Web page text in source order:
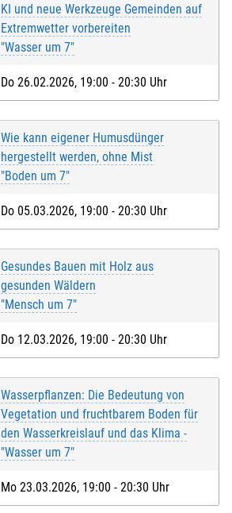
KI und neue Werkzeuge Gemeinden auf
Extremwetter vorbereiten
"Wasser um 7"
Do 26.02.2026, 19:00 - 20:30 Uhr
Wie kann eigener Humusdünger
hergestellt werden, ohne Mist
"Boden um 7"
Do 05.03.2026, 19:00 - 20:30 Uhr
Gesundes Bauen mit Holz aus
gesunden Wäldern
"Mensch um 7"
Do 12.03.2026, 19:00 - 20:30 Uhr
Wasserpflanzen: Die Bedeutung von
Vegetation und fruchtbarem Boden für
den Wasserkreislauf und das Klima -
"Wasser um 7"
Mo 23.03.2026, 19:00 - 20:30 Uhr